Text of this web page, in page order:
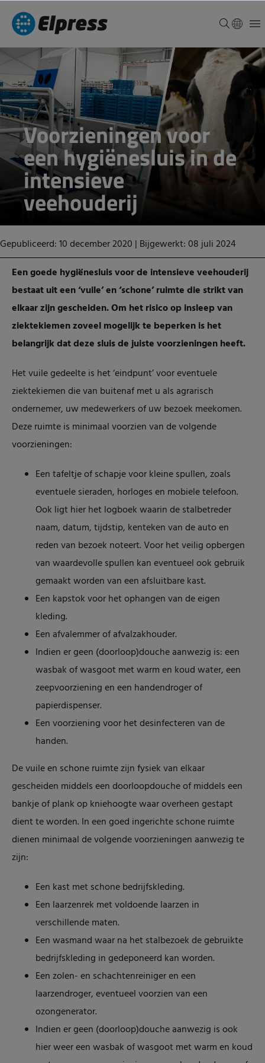
Voorzieningen voor
een hygiënesluis in de
intensieve
veehouderij
Gepubliceerd: 10 december 2020 | Bijgewerkt: 08 juli 2024
Een goede hygiënesluis voor de intensieve veehouderij
bestaat uit een ‘vuile’ en ‘schone’ ruimte die strikt van
elkaar zijn gescheiden. Om het risico op insleep van
ziektekiemen zoveel mogelijk te beperken is het
belangrijk dat deze sluis de juiste voorzieningen heeft.
Het vuile gedeelte is het ‘eindpunt’ voor eventuele
ziektekiemen die van buitenaf met u als agrarisch
ondernemer, uw medewerkers of uw bezoek meekomen.
Deze ruimte is minimaal voorzien van de volgende
voorzieningen:
Een tafeltje of schapje voor kleine spullen, zoals
eventuele sieraden, horloges en mobiele telefoon.
Ook ligt hier het logboek waarin de stalbetreder
naam, datum, tijdstip, kenteken van de auto en
reden van bezoek noteert. Voor het veilig opbergen
van waardevolle spullen kan eventueel ook gebruik
gemaakt worden van een afsluitbare kast.
Een kapstok voor het ophangen van de eigen
kleding.
Een afvalemmer of afvalzakhouder.
Indien er geen (doorloop)douche aanwezig is: een
wasbak of wasgoot met warm en koud water, een
zeepvoorziening en een handendroger of
papierdispenser.
Een voorziening voor het desinfecteren van de
handen.
De vuile en schone ruimte zijn fysiek van elkaar
gescheiden middels een doorloopdouche of middels een
bankje of plank op kniehoogte waar overheen gestapt
dient te worden. In een goed ingerichte schone ruimte
dienen minimaal de volgende voorzieningen aanwezig te
zijn:
Een kast met schone bedrijfskleding.
Een laarzenrek met voldoende laarzen in
verschillende maten.
Een wasmand waar na het stalbezoek de gebruikte
bedrijfskleding in gedeponeerd kan worden.
Een zolen- en schachtenreiniger en een
laarzendroger, eventueel voorzien van een
ozongenerator.
Indien er geen (doorloop)douche aanwezig is ook
hier weer een wasbak of wasgoot met warm en koud